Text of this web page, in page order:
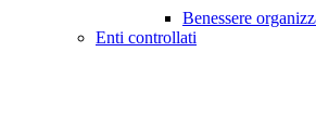
Benessere
Enti controllati